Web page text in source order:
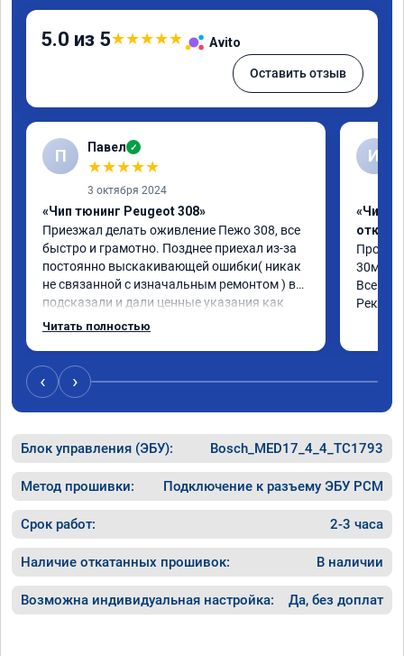
5.0 из 5★★★★★ Avito
Оставить отзыв
П Павел ✓
★★★★★
3 октября 2024
«Чип тюнинг Peugeot 308»
Приезжал делать оживление Пежо 308, все
быстро и грамотно. Позднее приехал из-за
постоянно выскакивающей ошибки( никак
не связанной с изначальным ремонтом ) все
подсказали и дали ценные указания как
поступить. Категорически рекомендую
Читать полностью
И
«Чип
Прошил
30мин.
Все
‹ ›
Блок управления (ЭБУ): Bosch_MED17_4_4_TC1793
Метод прошивки: Подключение к разъему ЭБУ PCM
Срок работ: 2-3 часа
Наличие откатанных прошивок: В наличии
Возможна индивидуальная настройка: Да, без доплат